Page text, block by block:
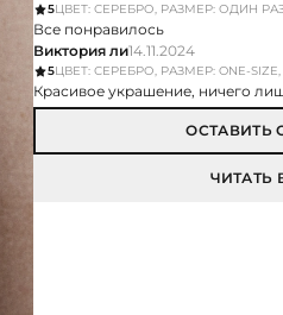
5ЦВЕТ: СЕРЕБРО, РАЗМЕР: ОДИН
Все понравилось
Виктория ли14.11.2024
5ЦВЕТ: СЕРЕБРО, РАЗМЕР: ONE-SIZE,
Красивое украшение, ничего
ОСТАВИТЬ
ЧИТАТЬ